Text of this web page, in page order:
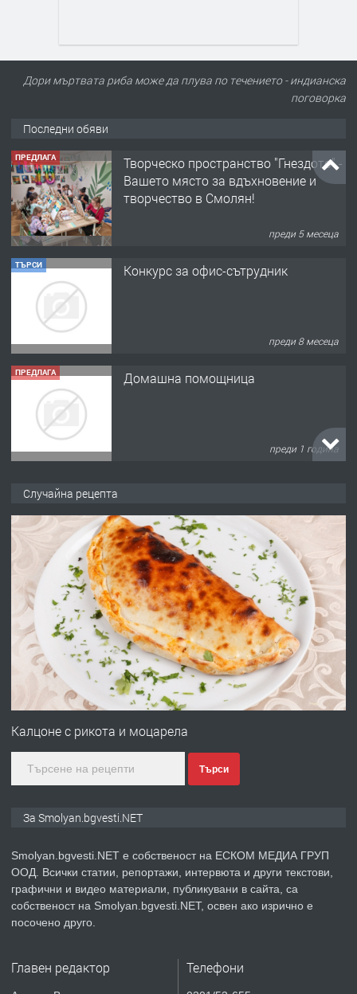
Дори мъртвата риба може да плува по течението - индианска
поговорка
Последни обяви
ПРЕДЛАГА
Творческо пространство "Гнездото" -
Вашето място за вдъхновение и
творчество в Смолян!
преди 5 месеца
ТЪРСИ Конкурс за офис-сътрудник
преди 8 месеца
ПРЕДЛАГА Домашна помощница
преди 1 година
преди 2 години
ПРЕДЛАГА
УДЪЛЖАВАНЕ НА ЧОВЕШКИЯТ
ЖИВОТ И ПОДОБРЯВАНЕ НА
НЕГОВОТО КАЧЕСТВО
преди 2 години
ПРЕДЛАГА Имот в Северна Гърция, до Кавала
преди 2 години
ПРЕДЛАГА КЪЩА В МАРОНЯ
Случайна рецепта
Калцоне с рикота и моцарела
Търси
За Smolyan.bgvesti.NET
Smolyan.bgvesti.NET е собственост на ЕСКОМ МЕДИА ГРУП
ООД. Всички статии, репортажи, интервюта и други текстови,
графични и видео материали, публикувани в сайта, са
собственост на Smolyan.bgvesti.NET, освен ако изрично е
посочено друго.
Главен редактор Телефони